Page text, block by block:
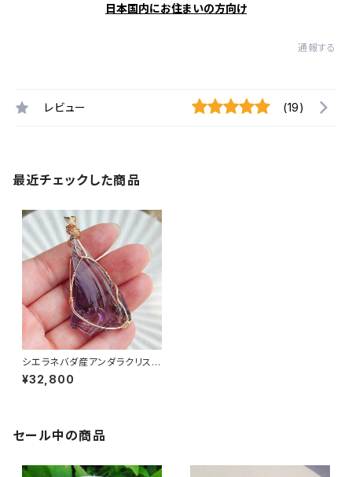
日本国内にお住まいの方向け
通報する
レビュー (19)
最近チェックした商品
シエラネバダ産アンダラクリスタ
ル★宝石質~Gem Violet Sov
ereign Amethyst ~【世界で1
¥32,800
セール中の商品